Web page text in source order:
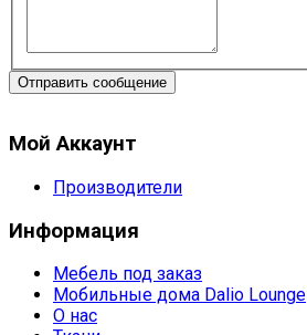
Отправить сообщение
Мой Аккаунт
Производители
Информация
Мебель под заказ
Мобильные дома Dalio Lounge
О нас